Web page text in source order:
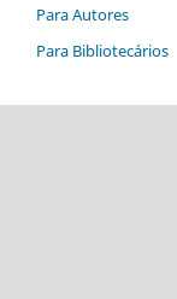
Para Autores
Para Bibliotecários